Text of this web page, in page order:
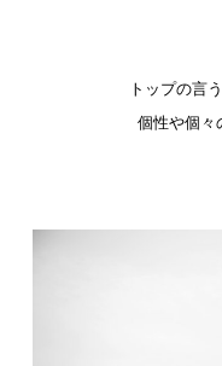
トップの言
個性や個々